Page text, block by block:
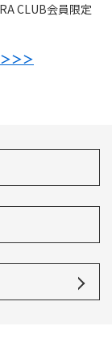
CLUB会員限定
＞＞